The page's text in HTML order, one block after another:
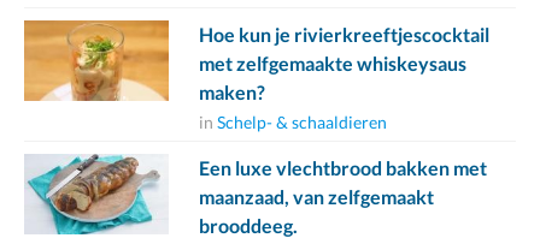
Hoe kun je rivierkreeftjescocktail
met zelfgemaakte whiskeysaus
maken?
in Schelp- & schaaldieren
Een luxe vlechtbrood bakken met
maanzaad, van zelfgemaakt
brooddeeg.